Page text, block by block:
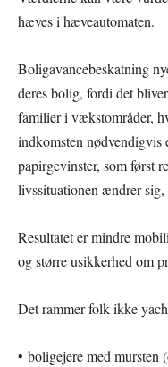
hæves i hæveautomaten.
Boligavancebeskatning
deres bolig, fordi det
familier i vækstområder,
indkomsten nødvendigvis
papirgevinster, som først
livssituationen ændrer
Resultatet er mindre
og større usikkerhed om
Det rammer folk ikke
• boligejere med mursten